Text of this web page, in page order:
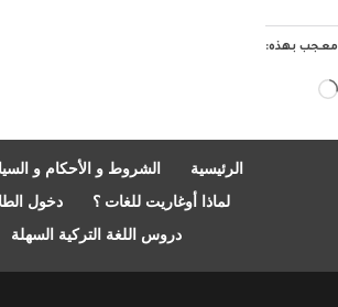
معجب بهذه:
جاري
الرئيسية
الشروط و الأحكام و
لماذا أوغاريت للغات ؟
دخول
دروس اللغة التركية السهلة